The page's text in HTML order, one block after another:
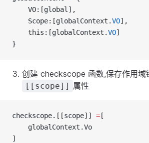
    VO:[global],
    Scope:[globalContext.
VO],
    this:[globalContext.
VO]
}
创建 checkscope 函数,保存作用域
[[scope]] 属性
checkscope.[[scope]] = [
    globalContext.Vo
]